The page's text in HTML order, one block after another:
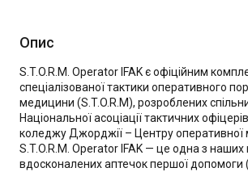
Опис
S.T.O.R.M. Operator IFAK є офіційним
спеціалізованої тактики оперативного
медицини (S.T.O.R.M), розроблених
Національної асоціації тактичних
коледжу Джорджії – Центру оперативної
S.T.O.R.M. Operator IFAK — це одна з
вдосконалених аптечок першої допомоги